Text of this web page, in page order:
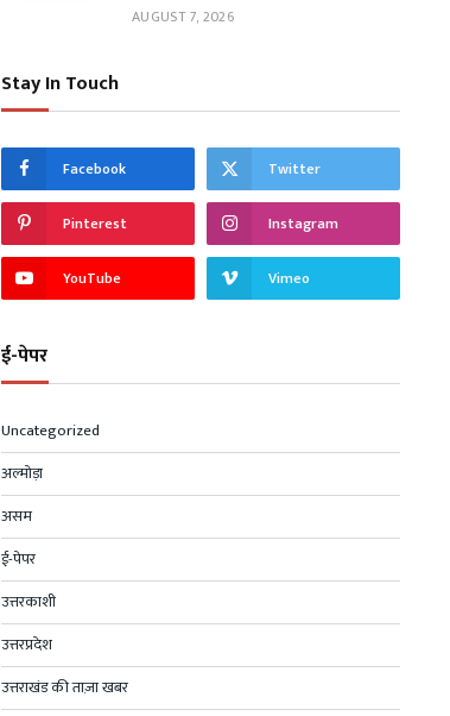
AUGUST 7, 2026
Stay In Touch
Facebook Twitter
Pinterest Instagram
YouTube Vimeo
ई-पेपर
Uncategorized
अल्मोड़ा
असम
ई-पेपर
उत्तरकाशी
उत्तरप्रदेश
उत्तराखंड की ताज़ा खबर